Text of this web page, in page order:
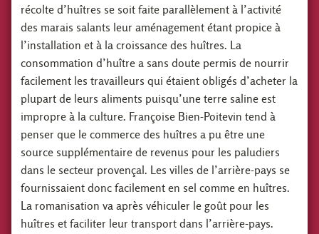
récolte d’huîtres se soit faite parallèlement à l’activité
des marais salants leur aménagement étant propice à
l’installation et à la croissance des huîtres. La
consommation d’huître a sans doute permis de nourrir
facilement les travailleurs qui étaient obligés d’acheter la
plupart de leurs aliments puisqu’une terre saline est
impropre à la culture. Françoise Bien-Poitevin tend à
penser que le commerce des huîtres a pu être une
source supplémentaire de revenus pour les paludiers
dans le secteur provençal. Les villes de l’arrière-pays se
fournissaient donc facilement en sel comme en huîtres.
La romanisation va après véhiculer le goût pour les
huîtres et faciliter leur transport dans l’arrière-pays.